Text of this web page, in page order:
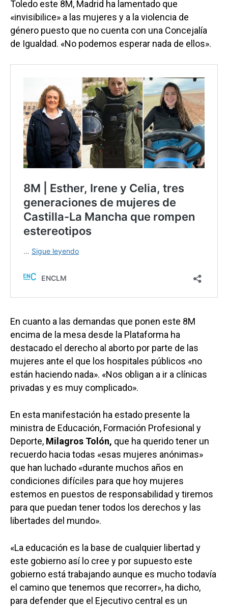
Toledo este 8M, Madrid ha lamentado que
«invisibilice» a las mujeres y a la violencia de
género puesto que no cuenta con una Concejalía
de Igualdad. «No podemos esperar nada de ellos».
En cuanto a las demandas que ponen este 8M
encima de la mesa desde la Plataforma ha
destacado el derecho al aborto por parte de las
mujeres ante el que los hospitales públicos «no
están haciendo nada». «Nos obligan a ir a clínicas
privadas y es muy complicado».
En esta manifestación ha estado presente la
ministra de Educación, Formación Profesional y
Deporte, Milagros Tolón, que ha querido tener un
recuerdo hacia todas «esas mujeres anónimas»
que han luchado «durante muchos años en
condiciones difíciles para que hoy mujeres
estemos en puestos de responsabilidad y tiremos
para que puedan tener todos los derechos y las
libertades del mundo».
«La educación es la base de cualquier libertad y
este gobierno así lo cree y por supuesto este
gobierno está trabajando aunque es mucho todavía
el camino que tenemos que recorrer», ha dicho,
para defender que el Ejecutivo central es un